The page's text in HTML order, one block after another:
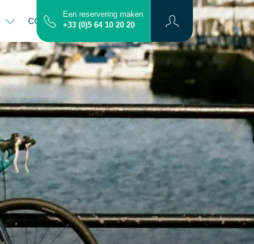
CONTACT PLATTEGROND
Een reservering maken
+33 (0)5 64 10 20 20